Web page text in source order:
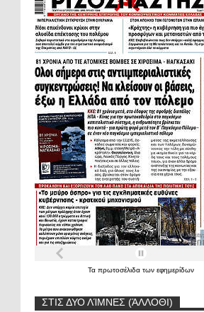
Τα πρωτοσέλιδα των εφημερίδων
ΣΤΙΣ ΔΥΟ ΛΊΜΝΕΣ (ΆΛΛΟΘΙ)